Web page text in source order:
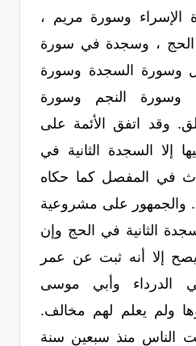
الإسراء وسورة مريم ،
، وسجدة في سورة
وسورة السجدة وسورة
النجم وسورة
وقد اتفق الأئمة على
إلا السجدة الثانية في
في المفصل كما حكاه
والجمهور على مشروعية
الثانية في الحج وإن
إلا أنه ثبت عن عمر
الدرداء وأبي موسى
ولم يعلم لهم مخالف.
الناس منذ سبعين سنة